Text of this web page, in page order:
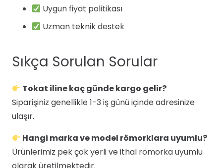
Uygun fiyat politikası
Uzman teknik destek
Sıkça Sorulan Sorular
Tokat iline kaç günde kargo gelir?
Siparişiniz genellikle 1-3 iş günü içinde adresinize
ulaşır.
Hangi marka ve model römorklara uyumlu?
Ürünlerimiz pek çok yerli ve ithal römorka uyumlu